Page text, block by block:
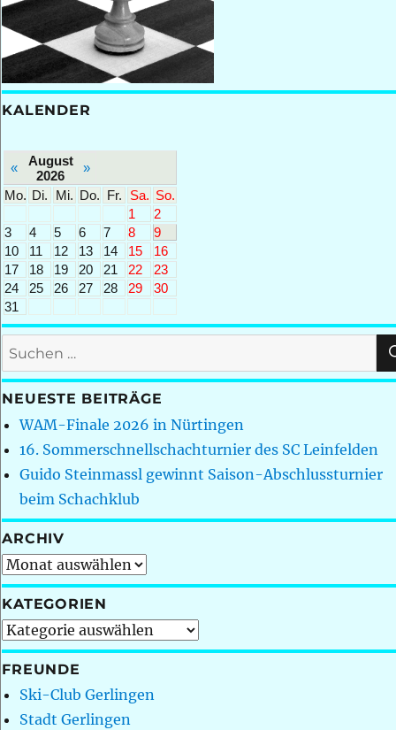
KALENDER
«
August
2026
»
Mo. Di. Mi. Do. Fr. Sa. So.
1
2
3
4 5 6 7 8
9
10
11 12 13 14 15
16
17
18 19 20 21 22
23
24
25 26 27 28 29
30
31
Suchen
nach:
NEUESTE BEITRÄGE
WAM-Finale 2026 in Nürtingen
16. Sommerschnellschachturnier des SC Leinfelden
Guido Steinmassl gewinnt Saison-Abschlussturnier
beim Schachklub
ARCHIV
Archiv
KATEGORIEN
Kategorien
FREUNDE
Ski-Club Gerlingen
Stadt Gerlingen